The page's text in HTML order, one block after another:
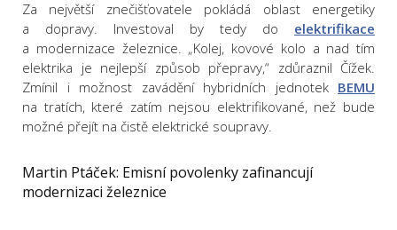
Za největší znečišťovatele pokládá oblast energetiky
a dopravy. Investoval by tedy do elektrifikace
a modernizace železnice. „Kolej, kovové kolo a nad tím
elektrika je nejlepší způsob přepravy,“ zdůraznil Čížek.
Zmínil i možnost zavádění hybridních jednotek BEMU
na tratích, které zatím nejsou elektrifikované, než bude
možné přejít na čistě elektrické soupravy.
Martin Ptáček: Emisní povolenky zafinancují
modernizaci železnice